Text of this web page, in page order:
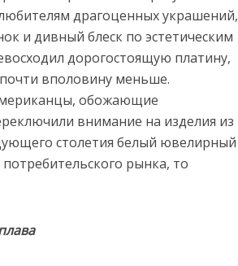
драгоценных украшений,
и дивный блеск по эстетическим
дорогостоящую платину,
вполовину меньше.
обожающие
внимание на изделия из
столетия белый ювелирный
рынка, то